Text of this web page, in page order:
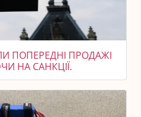
ПОПЕРЕДНІ ПРОДАЖІ
НА САНКЦІЇ.